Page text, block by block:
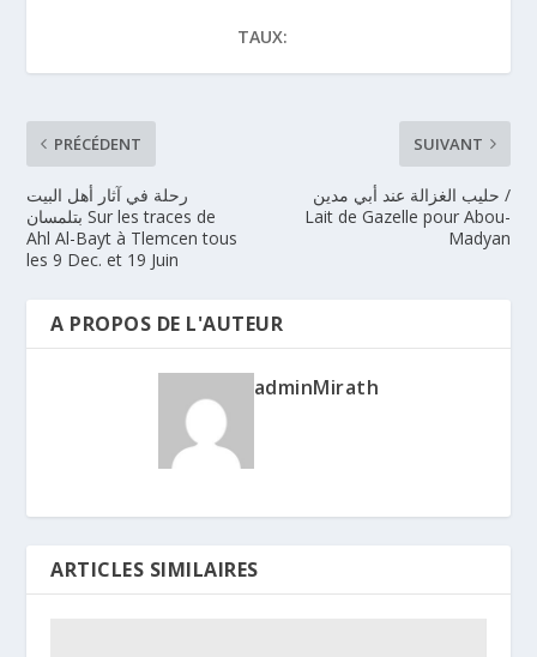
TAUX:
PRÉCÉDENT
رحلة في آثار أهل البيت
بتلمسان Sur les traces de
Ahl Al-Bayt à Tlemcen tous
les 9 Dec. et 19 Juin
SUIVANT
حليب الغزالة عند أبي مدين /
Lait de Gazelle pour Abou-
Madyan
A PROPOS DE L'AUTEUR
adminMirath
ARTICLES SIMILAIRES